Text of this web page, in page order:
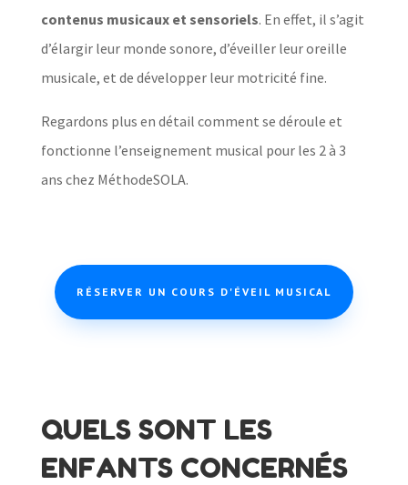
contenus musicaux et sensoriels. En effet, il s’agit
d’élargir leur monde sonore, d’éveiller leur oreille
musicale, et de développer leur motricité fine.
Regardons plus en détail comment se déroule et
fonctionne l’enseignement musical pour les 2 à 3
ans chez MéthodeSOLA.
RÉSERVER UN COURS D'ÉVEIL MUSICAL
QUELS SONT LES
ENFANTS CONCERNÉS